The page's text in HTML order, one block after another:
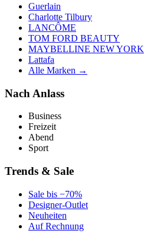
Guerlain
Charlotte Tilbury
LANCÔME
TOM FORD BEAUTY
MAYBELLINE NEW YORK
Lattafa
Alle Marken →
Nach Anlass
Business
Freizeit
Abend
Sport
Trends & Sale
Sale bis −70%
Designer-Outlet
Neuheiten
Auf Rechnung